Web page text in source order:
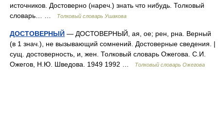
источников. Достоверно (нареч.) знать что нибудь. Толковый
словарь… …
Толковый словарь Ушакова
ДОСТОВЕРНЫЙ — ДОСТОВЕРНЫЙ, ая, ое; рен, рна. Верный
(в 1 знач.), не вызывающий сомнений. Достоверные сведения. |
сущ. достоверность, и, жен. Толковый словарь Ожегова. С.И.
Ожегов, Н.Ю. Шведова. 1949 1992 …
Толковый словарь Ожегова